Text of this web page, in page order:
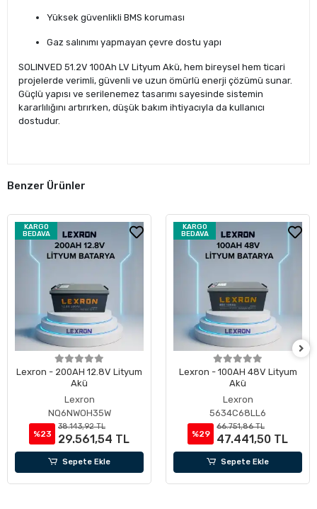
Yüksek güvenlikli BMS koruması
Gaz salınımı yapmayan çevre dostu yapı
SOLINVED 51.2V 100Ah LV Lityum Akü, hem bireysel hem ticari
projelerde verimli, güvenli ve uzun ömürlü enerji çözümü sunar.
Güçlü yapısı ve serilenemez tasarımı sayesinde sistemin
kararlılığını artırırken, düşük bakım ihtiyacıyla da kullanıcı
dostudur.
Benzer Ürünler
KARGO
BEDAVA
Lexron - 200AH 12.8V Lityum
Akü
Lexron
NQ6NWOH35W
%23
38.143,92 TL
29.561,54 TL
Sepete Ekle
KARGO
BEDAVA
Lexron - 100AH 48V Lityum
Akü
Lexron
5634C68LL6
%29
66.751,86 TL
47.441,50 TL
Sepete Ekle